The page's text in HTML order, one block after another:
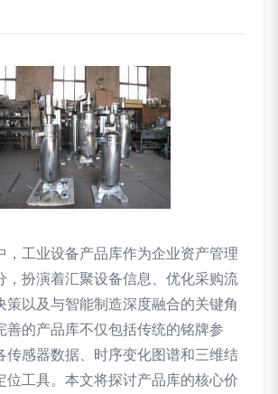
，工业设备产品库作为企业资产管理
，扮演着汇聚设备信息、优化采购流
策以及与智能制造深度融合的关键角
善的产品库不仅包括传统的铭牌参
传感器数据、时序变化图谱和三维结
位工具。本文将探讨产品库的核心价